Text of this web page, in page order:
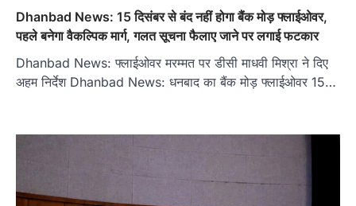
Dhanbad News: 15 दिसंबर से बंद नहीं होगा बैंक मोड़ फ्लाईओवर,
पहले बनेगा वैकल्पिक मार्ग, गलत सूचना फैलाए जाने पर लगाई फटकार
Dhanbad News: फ्लाईओवर मरम्मत पर डीसी माधवी मिश्रा ने दिए
अहम निर्देश Dhanbad News: धनबाद का बैंक मोड़ फ्लाईओवर 15…